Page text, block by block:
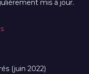
mis à jour.
(juin 2022)